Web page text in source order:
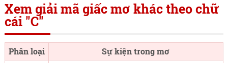
Xem giải mã giấc mơ khác theo chữ
cái "C"
Phân loại
Sự kiện trong mơ